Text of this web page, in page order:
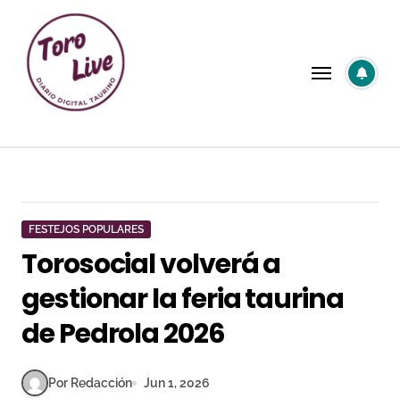
contenido
FESTEJOS POPULARES
Torosocial volverá a
gestionar la feria taurina
de Pedrola 2026
Por Redacción Jun 1, 2026